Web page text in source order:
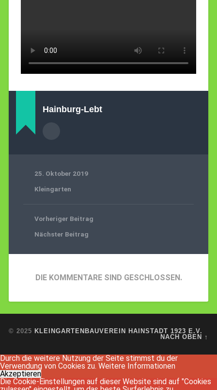
Hainburg-Lebt
25. Oktober 2019
Kleingarten
Vorheriger Beitrag
Nächster Beitrag
DIE KOMMENTARE SIND GESCHLOSSEN.
© 2025 KLEINGARTENBAUVEREIN HAINSTADT 1923 E.V.
NACH OBEN ↑
Durch die weitere Nutzung der Seite stimmst du der
Verwendung von Cookies zu. Weitere Informationen
Akzeptieren
Die Cookie-Einstellungen auf dieser Website sind auf "Cookies